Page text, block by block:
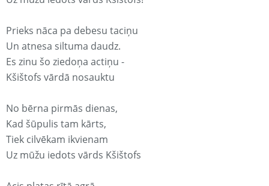
Prieks nāca pa debesu taciņu
Un atnesa siltuma daudz.
Es zinu šo ziedoņa actiņu -
Kšištofs vārdā nosauktu
No bērna pirmās dienas,
Kad šūpulis tam kārts,
Tiek cilvēkam ikvienam
Uz mūžu iedots vārds Kšištofs